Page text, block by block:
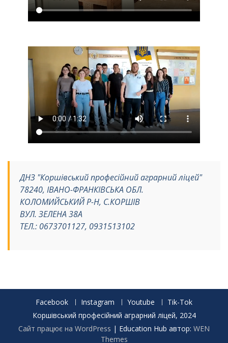
ДНЗ "Коршівський професійний аграрний ліцей"
78240, ІВАНО-ФРАНКІВСЬКА ОБЛ.
КОЛОМИЙСЬКИЙ Р-Н, С.КОРШІВ
ВУЛ. ЗЕЛЕНА 38А
ТЕЛ.: 0673701127, 0931513102
Facebook Instagram Youtube
Tik-Tok
Коршівський професійний аграрний ліцей, 2024
Сайт працює на WordPress | Education Hub автор: WEN
Themes